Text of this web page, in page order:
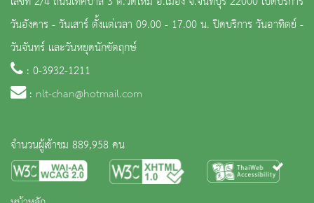
วันอังคาร - วันเสาร์ ตั้งแต่เวลา 09.00 - 17.00 น. ปิดบริการ วันอาทิตย์ -
วันจันทร์ และวันหยุดนักขัตฤกษ์
: 0-3932-1211
: nlt-chan@hotmail.com
จำนวนผู้เข้าชม 889,958 คน